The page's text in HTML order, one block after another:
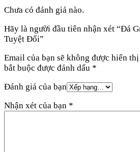
Chưa có đánh giá nào.
Hãy là người đầu tiên nhận xét “Đá
Tuyệt Đối”
Email của bạn sẽ không được hiển
bắt buộc được đánh dấu *
Đánh giá của bạn
Nhận xét của bạn *